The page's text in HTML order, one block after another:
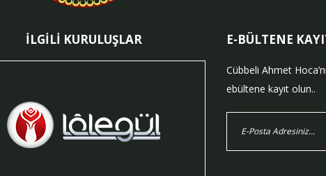
İLGİLİ KURULUŞLAR E-BÜLTENE
Cübbeli Ahmet
ebültene kayıt olun..